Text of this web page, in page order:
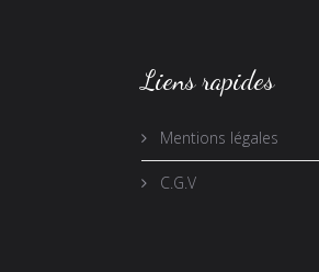
Liens rapides
Mentions légales
C.G.V